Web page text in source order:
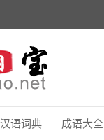
汉语词典 成语大全